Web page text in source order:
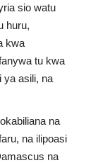
sio watu
huru,
kwa
tu kwa
ya asili, na
na
na ilipoasi
na